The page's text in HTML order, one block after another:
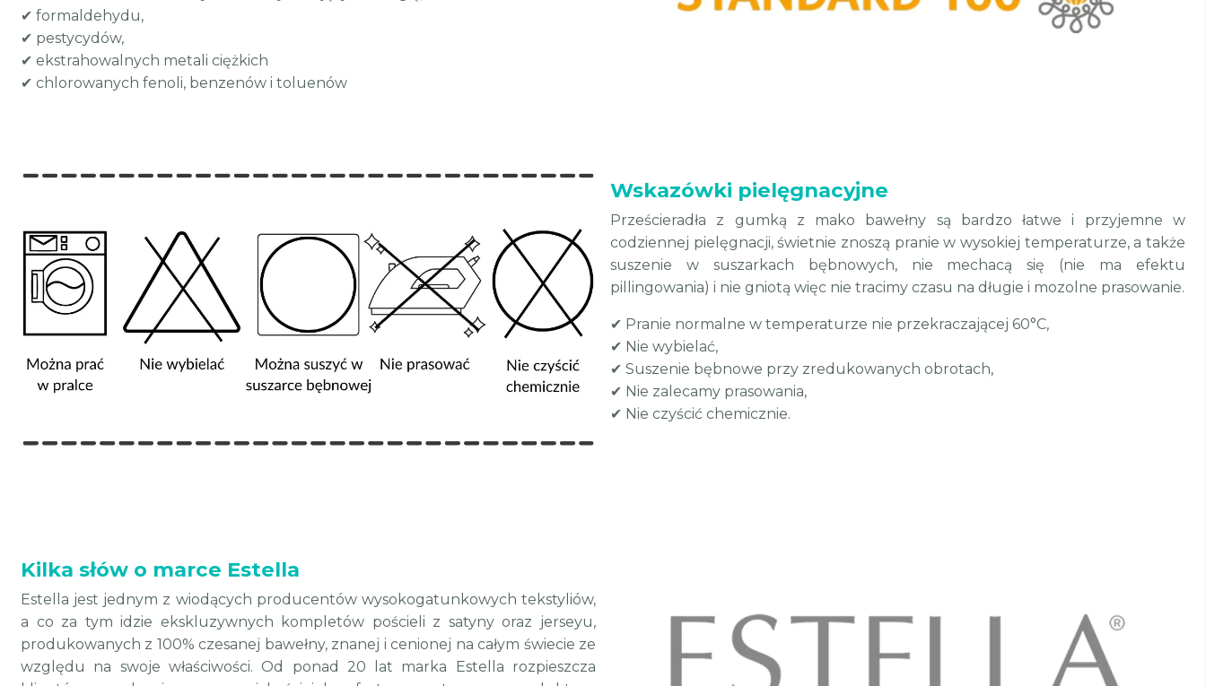
✔ formaldehydu,
✔ pestycydów,
✔ ekstrahowalnych metali ciężkich
✔ chlorowanych fenoli, benzenów i toluenów
Wskazówki pielęgnacyjne
Prześcieradła z gumką z mako bawełny są bardzo łatwe i przyjemne w
codziennej pielęgnacji, świetnie znoszą pranie w wysokiej temperaturze, a także
suszenie w suszarkach bębnowych, nie mechacą się (nie ma efektu
pillingowania) i nie gniotą więc nie tracimy czasu na długie i mozolne prasowanie.
✔ Pranie normalne w temperaturze nie przekraczającej 60°C,
✔ Nie wybielać,
✔ Suszenie bębnowe przy zredukowanych obrotach,
✔ Nie zalecamy prasowania,
✔ Nie czyścić chemicznie.
Kilka słów o marce Estella
Estella jest jednym z wiodących producentów wysokogatunkowych tekstyliów,
a co za tym idzie ekskluzywnych kompletów pościeli z satyny oraz jerseyu,
produkowanych z 100% czesanej bawełny, znanej i cenionej na całym świecie ze
względu na swoje właściwości. Od ponad 20 lat marka Estella rozpieszcza